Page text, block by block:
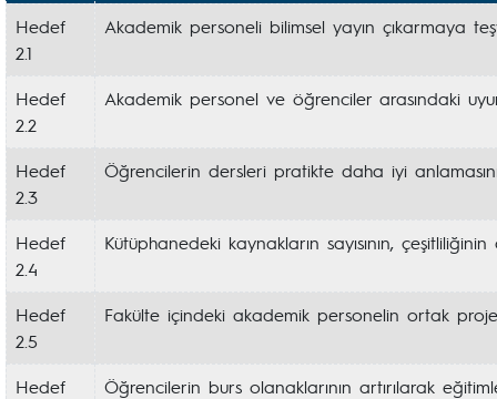
Hedef
2.1
Akademik personeli bilimsel yayın çıkarmaya
Hedef
2.2
Akademik personel ve öğrenciler arasındaki
Hedef
2.3
Öğrencilerin dersleri pratikte daha iyi
Hedef
2.4
Kütüphanedeki kaynakların sayısının,
Hedef
2.5
Fakülte içindeki akademik personelin ortak proje
Hedef
Öğrencilerin burs olanaklarının artırılarak